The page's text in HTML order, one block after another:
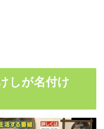
しが名付け